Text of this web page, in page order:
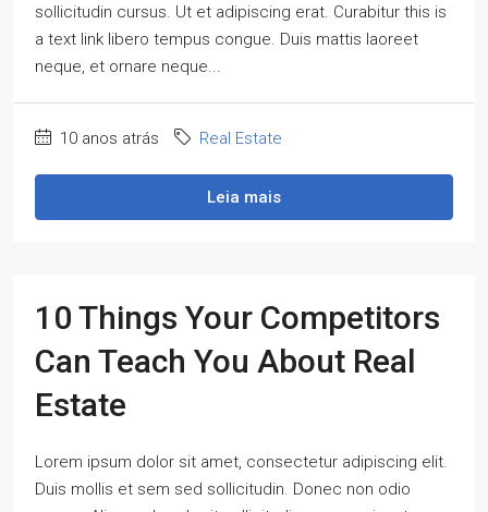
sollicitudin cursus. Ut et adipiscing erat. Curabitur this is
a text link libero tempus congue. Duis mattis laoreet
neque, et ornare neque...
10 anos atrás Real Estate
Leia mais
10 Things Your Competitors
Can Teach You About Real
Estate
Lorem ipsum dolor sit amet, consectetur adipiscing elit.
Duis mollis et sem sed sollicitudin. Donec non odio